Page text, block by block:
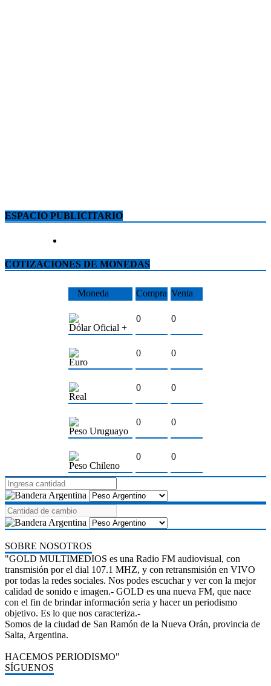
ESPACIO PUBLICITARIO
COTIZACIONES DE MONEDAS
Moneda Compra Venta
Dólar Oficial +
0 0
Euro
0 0
Real
0 0
Peso Uruguayo
0 0
Peso Chileno
0 0
SOBRE NOSOTROS
"GOLD MULTIMEDIOS es una Radio FM audiovisual, con
transmisión por el dial 107.1 MHZ, y con retransmisión en VIVO
por todas la redes sociales. Nos podes escuchar y ver con la mejor
calidad de sonido e imagen.- GOLD es una nueva FM, que nace
con el fin de brindar información seria y hacer un periodismo
objetivo. Es lo que nos caracteriza.-
Somos de la ciudad de San Ramón de la Nueva Orán, provincia de
Salta, Argentina.
HACEMOS PERIODISMO"
SÍGUENOS